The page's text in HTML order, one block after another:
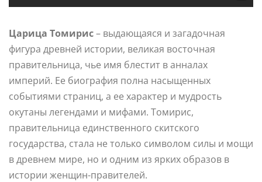
Царица Томирис– выдающаяся и загадочная
фигура древней истории, великая восточная
правительница, чье имя блестит в анналах
империй. Ее биография полна насыщенных
событиями страниц, а ее характер и мудрость
окутаны легендами и мифами. Томирис,
правительница единственного скитского
государства, стала не только символом силы и мощи
в древнем мире, но и одним из ярких образов в
истории женщин-правителей.